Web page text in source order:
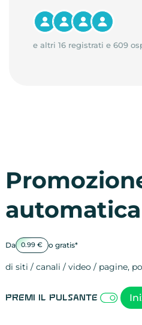
e altri 16 registrati e 609
automatica
Da 0.99 € o gratis*
di siti / canali / video / pagine,
Premi il pulsante